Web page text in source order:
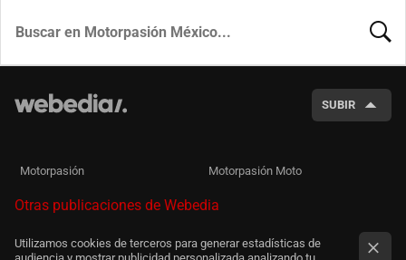
SUBIR
Motorpasión Motorpasión Moto
Otras publicaciones de Webedia
Utilizamos cookies de terceros para generar estadísticas de